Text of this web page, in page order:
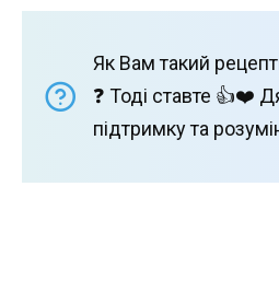
Як Вам такий
❓ Тоді ставте 👍❤️
підтримку та